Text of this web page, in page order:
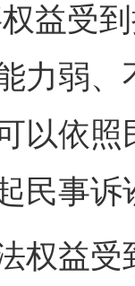
受到
力弱
以依
民事诉
益受